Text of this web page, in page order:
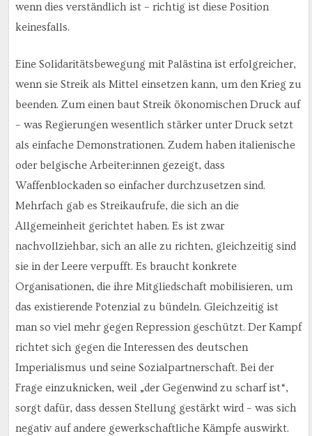
wenn dies verständlich ist – richtig ist diese Position
keinesfalls.
Eine Solidaritätsbewegung mit Palästina ist erfolgreicher,
wenn sie Streik als Mittel einsetzen kann, um den Krieg zu
beenden. Zum einen baut Streik ökonomischen Druck auf
– was Regierungen wesentlich stärker unter Druck setzt
als einfache Demonstrationen. Zudem haben italienische
oder belgische Arbeiter:innen gezeigt, dass
Waffenblockaden so einfacher durchzusetzen sind.
Mehrfach gab es Streikaufrufe, die sich an die
Allgemeinheit gerichtet haben. Es ist zwar
nachvollziehbar, sich an alle zu richten, gleichzeitig sind
sie in der Leere verpufft. Es braucht konkrete
Organisationen, die ihre Mitgliedschaft mobilisieren, um
das existierende Potenzial zu bündeln. Gleichzeitig ist
man so viel mehr gegen Repression geschützt. Der Kampf
richtet sich gegen die Interessen des deutschen
Imperialismus und seine Sozialpartnerschaft. Bei der
Frage einzuknicken, weil „der Gegenwind zu scharf ist“,
sorgt dafür, dass dessen Stellung gestärkt wird – was sich
negativ auf andere gewerkschaftliche Kämpfe auswirkt.